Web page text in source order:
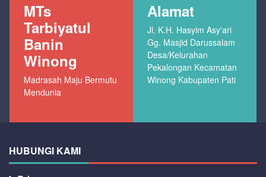
MTs
Tarbiyatul
Banin
Winong
Madrasah Maju Bermutu
Mendunia
Alamat
Jl. K.H. Hasyim Asy'ari
Gg. Masjid Darussalam
Desa/Kelurahan
Pekalongan Kecamatan
Winong Kabupaten Pati
HUBUNGI KAMI